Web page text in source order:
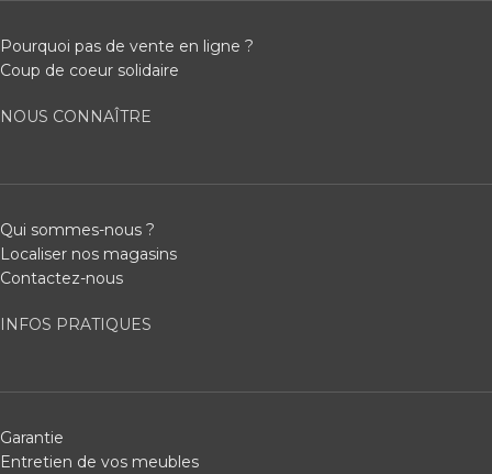
Pourquoi pas de vente en ligne ?
Coup de coeur solidaire
NOUS CONNAÎTRE
Qui sommes-nous ?
Localiser nos magasins
Contactez-nous
INFOS PRATIQUES
Garantie
Entretien de vos meubles